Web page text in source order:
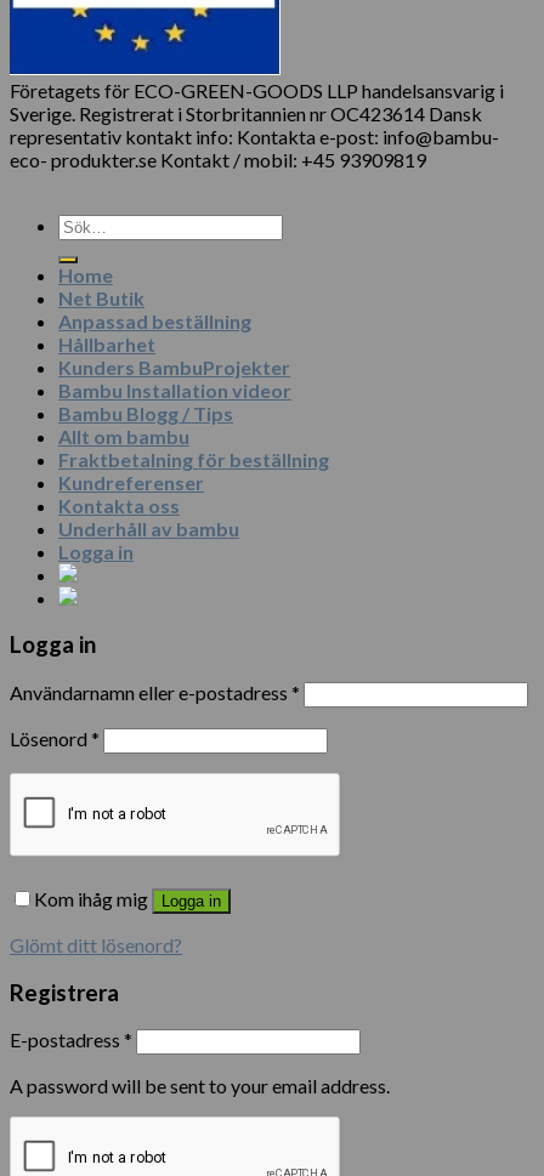
Företagets för ECO-GREEN-GOODS LLP handelsansvarig i
Sverige. Registrerat i Storbritannien nr OC423614 Dansk
representativ kontakt info: Kontakta e-post: info@bambu-
eco- produkter.se Kontakt / mobil: +45 93909819
Sök
efter:
Home
Net Butik
Anpassad beställning
Hållbarhet
Kunders BambuProjekter
Bambu Installation videor
Bambu Blogg / Tips
Allt om bambu
Fraktbetalning för beställning
Kundreferenser
Kontakta oss
Underhåll av bambu
Logga in
Logga in
Användarnamn eller e-postadress *
Lösenord *
Kom ihåg mig Logga in
Glömt ditt lösenord?
Registrera
E-postadress *
A password will be sent to your email address.